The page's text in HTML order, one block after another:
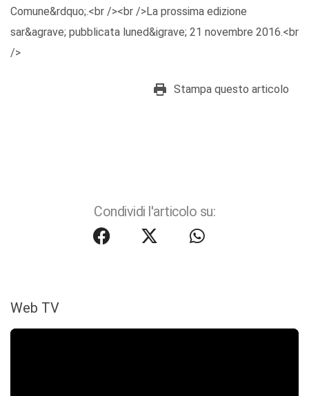
Comune&rdquo;.<br /><br />La prossima edizione
sar&agrave; pubblicata luned&igrave; 21 novembre 2016.<br
/>
Stampa questo articolo
Condividi l'articolo su:
Web TV